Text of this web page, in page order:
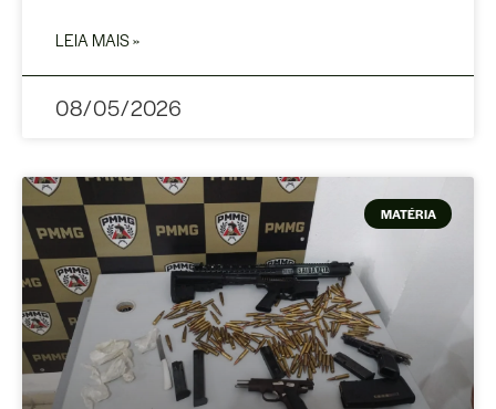
LEIA MAIS »
08/05/2026
MATÉRIA